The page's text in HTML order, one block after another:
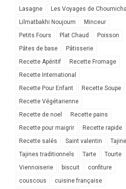
Lasagne
Les Voyages de Choumicha
Lilmatbakhi Noujoum
Minceur
Petits Fours
Plat Chaud
Poisson
Pâtes de base
Pâtisserie
Recette Apéritif
Recette Fromage
Recette International
Recette Pour Enfant
Recette Soupe
Recette Végétarienne
Recette de noel
Recette pains
Recette pour maigrir
Recette rapide
Recette salés
Saint valentin
Tajine
Tajines traditionnels
Tarte
Tourte
Viennoiserie
biscuit
confiture
couscous
cuisine française